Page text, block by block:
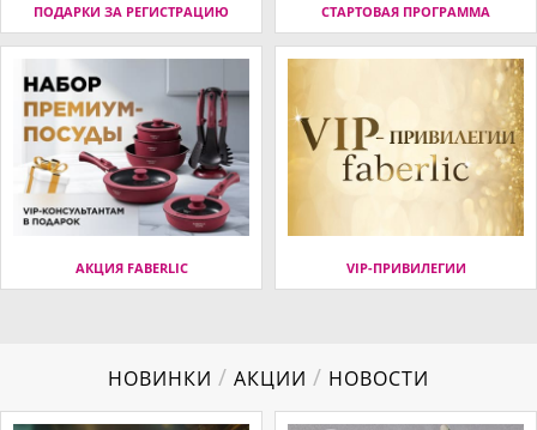
ПОДАРКИ ЗА РЕГИСТРАЦИЮ СТАРТОВАЯ ПРОГРАММА
АКЦИЯ FABERLIC VIP-ПРИВИЛЕГИИ
НОВИНКИ / АКЦИИ / НОВОСТИ